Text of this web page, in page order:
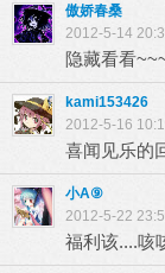
傲娇春桑
2012-5-14
隐藏看看
kami153426
2012-5-16
喜闻见乐的
小A⑨
2012-5-22
福利该....咳